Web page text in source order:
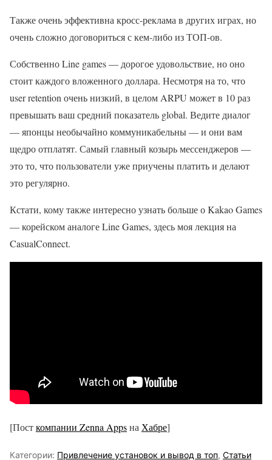
Также очень эффективна кросс-реклама в других играх, но
очень сложно договориться с кем-либо из ТОП-ов.
Собственно Line games — дорогое удовольствие, но оно
стоит каждого вложенного доллара. Несмотря на то, что
user retention очень низкий, в целом ARPU может в 10 раз
превышать ваш средний показатель global. Ведите диалог
— японцы необычайно коммуникабельны — и они вам
щедро отплатят. Самый главный козырь мессенджеров —
это то, что пользователи уже приучены платить и делают
это регулярно.
Кстати, кому также интересно узнать больше о Kakao Games
— корейском аналоге Line Games, здесь моя лекция на
CasualConnect.
[Посткомпании Zenna Appsна Хабре]
Категории: Привлечение установок и вывод в топ, Статьи